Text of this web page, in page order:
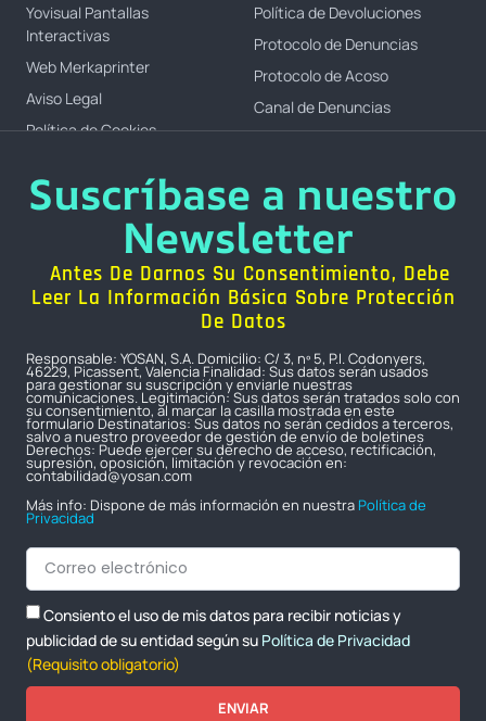
Yovisual Pantallas
Interactivas
Web Merkaprinter
Aviso Legal
Política de Cookies
Política de Devoluciones
Protocolo de Denuncias
Protocolo de Acoso
Canal de Denuncias
Suscríbase a nuestro
Newsletter
Antes De Darnos Su Consentimiento, Debe
Leer La Información Básica Sobre Protección
De Datos
Responsable: YOSAN, S.A. Domicilio: C/ 3, nº 5, P.I. Codonyers,
46229, Picassent, Valencia Finalidad: Sus datos serán usados
para gestionar su suscripción y enviarle nuestras
comunicaciones. Legitimación: Sus datos serán tratados solo con
su consentimiento, al marcar la casilla mostrada en este
formulario Destinatarios: Sus datos no serán cedidos a terceros,
salvo a nuestro proveedor de gestión de envío de boletines
Derechos: Puede ejercer su derecho de acceso, rectificación,
supresión, oposición, limitación y revocación en:
contabilidad@yosan.com
Más info: Dispone de más información en nuestra Política de
Privacidad
Consiento el uso de mis datos para recibir noticias y
publicidad de su entidad según su Política de Privacidad
(Requisito obligatorio)
ENVIAR